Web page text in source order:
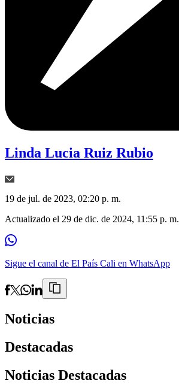
Linda Lucia Ruiz Rubio
19 de jul. de 2023, 02:20 p. m.
Actualizado el 29 de dic. de 2024, 11:55 p. m.
Sigue el canal de El País Cali en WhatsApp
Noticias
Destacadas
Noticias Destacadas